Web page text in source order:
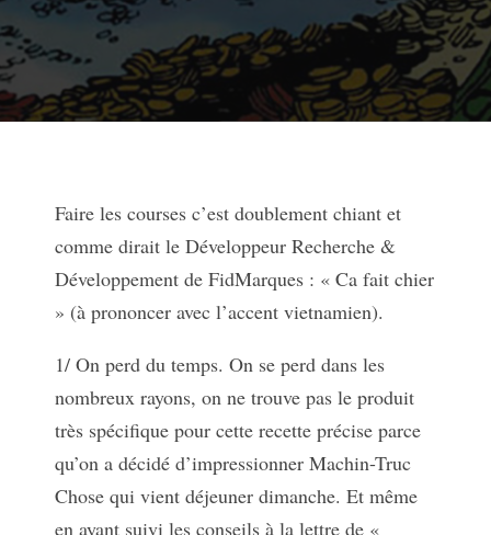
Faire les courses c’est doublement chiant et
comme dirait le Développeur Recherche &
Développement de FidMarques : « Ca fait chier
» (à prononcer avec l’accent vietnamien).
1/ On perd du temps. On se perd dans les
nombreux rayons, on ne trouve pas le produit
très spécifique pour cette recette précise parce
qu’on a décidé d’impressionner Machin-Truc
Chose qui vient déjeuner dimanche. Et même
en ayant suivi les conseils à la lettre de «